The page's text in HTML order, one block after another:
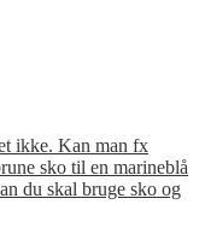
ikke. Kan man fx
sko til en marineblå
du skal bruge sko og